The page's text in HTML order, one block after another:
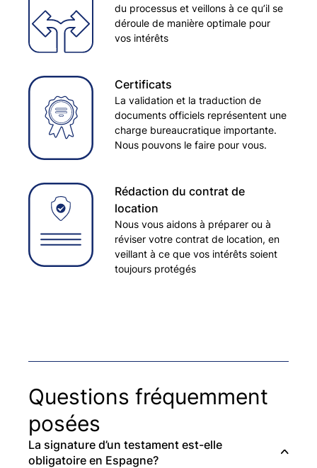
du processus et veillons à ce qu’il se
déroule de manière optimale pour
vos intérêts
Certificats
La validation et la traduction de
documents officiels représentent une
charge bureaucratique importante.
Nous pouvons le faire pour vous.
Rédaction du contrat de
location
Nous vous aidons à préparer ou à
réviser votre contrat de location, en
veillant à ce que vos intérêts soient
toujours protégés
Questions fréquemment
posées
La signature d’un testament est-elle
obligatoire en Espagne?